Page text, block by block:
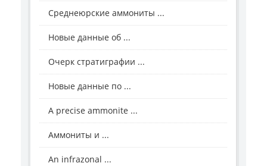
Среднеюрские аммониты ...
Новые данные об ...
Очерк стратиграфии ...
Новые данные по ...
A precise ammonite ...
Аммониты и ...
An infrazonal ...